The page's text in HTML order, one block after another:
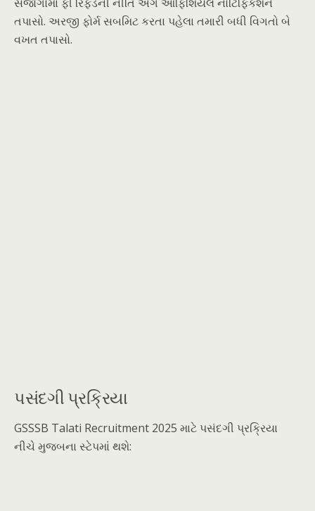
તપાસો. અરજી ફોર્મ સબમિટ કરતા પહેલા તમારી બધી વિગતો બે
વખત તપાસો.
પસંદગી પ્રક્રિયા
GSSSB Talati Recruitment 2025 માટે પસંદગી પ્રક્રિયા
નીચે મુજબના સ્ટેપમાં થશે: